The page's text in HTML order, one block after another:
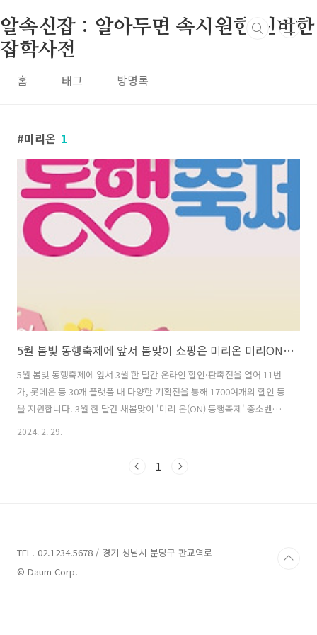
알속신잡 : 알아두면 속시원한 신비한
잡학사전
홈 태그 방명록
미리온 1
5월 봄빛 동행축제에 앞서 봄맞이 쇼핑은 미리온 미리ON에서…1700여개 제품 최대 50% 할인을 !!!
5월 봄빛 동행축제에 앞서 3월 한 달간 온라인 할인·판촉전을 열어 11번
가, 롯데온 등 30개 플랫폼 내 다양한 기획전을 통해 1700여개의 할인 등
을 지원합니다. 3월 한 달간 새봄맞이 '미리 온(ON) 동행축제' 중소벤처
기업부는 초봄 시즌 소비 진작과 내수 활성화 분위기 조성을 위해 3월 1
고 27일 알렸습니다. 미리 온(ON) 동행축제는 5월에 개최될 '2024 봄빛
2024. 2. 29.
1
TEL. 02.1234.5678 / 경기 성남시 분당구 판교역로
© Daum Corp.